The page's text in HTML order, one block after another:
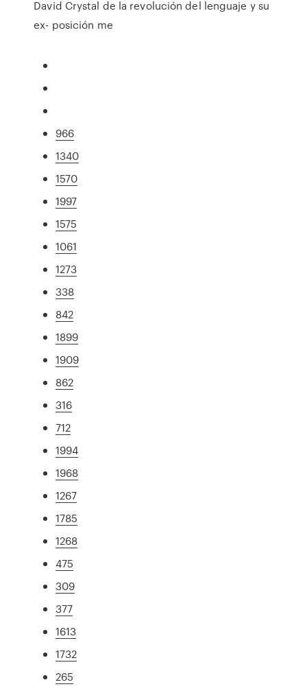
David Crystal de la revolución del lenguaje y su
ex- posición me
966
1340
1570
1997
1575
1061
1273
338
842
1899
1909
862
316
712
1994
1968
1267
1785
1268
475
309
377
1613
1732
265